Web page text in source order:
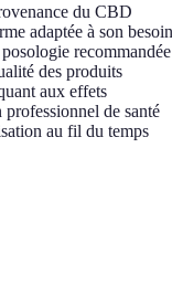
du CBD
adaptée à son besoin
recommandée
des produits
aux effets
de santé
au fil du temps